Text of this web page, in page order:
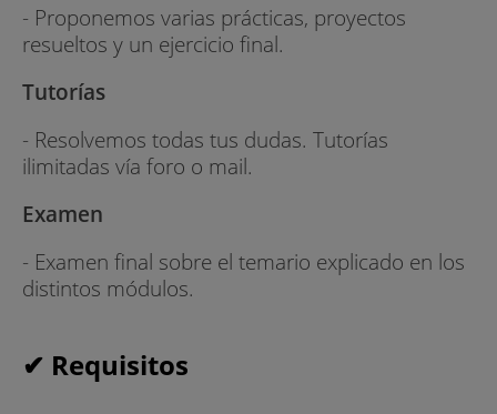
- Proponemos varias prácticas, proyectos
resueltos y un ejercicio final.
Tutorías
- Resolvemos todas tus dudas. Tutorías
ilimitadas vía foro o mail.
Examen
- Examen final sobre el temario explicado en los
distintos módulos.
✔ Requisitos